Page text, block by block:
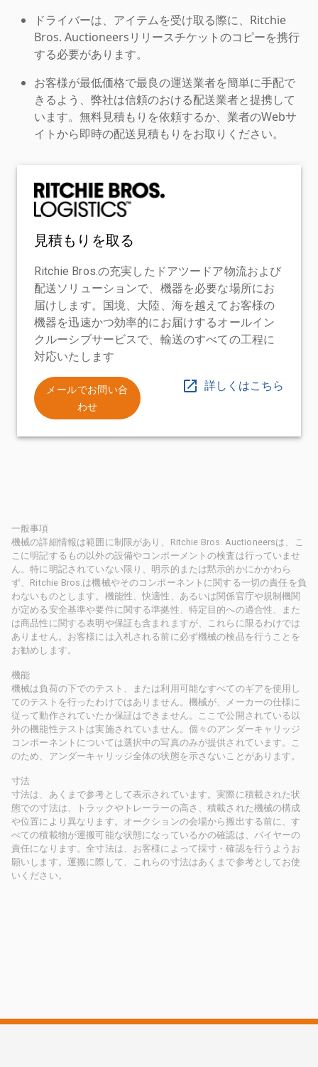
ドライバーは、アイテムを受け取る際に、Ritchie
Bros. Auctioneersリリースチケットのコピーを携行
する必要があります。
お客様が最低価格で最良の運送業者を簡単に手配で
きるよう、弊社は信頼のおける配送業者と提携して
います。無料見積もりを依頼するか、業者のWebサ
イトから即時の配送見積もりをお取りください。
見積もりを取る
Ritchie Bros.の充実したドアツードア物流および
配送ソリューションで、機器を必要な場所にお
届けします。国境、大陸、海を越えてお客様の
機器を迅速かつ効率的にお届けするオールイン
クルーシブサービスで、輸送のすべての工程に
対応いたします
メールでお問い合
わせ
詳しくはこちら
一般事項
機械の詳細情報は範囲に制限があり、Ritchie Bros. Auctioneersは、こ
こに明記するもの以外の設備やコンポーメントの検査は行っていませ
ん。特に明記されていない限り、明示的または黙示的かにかかわら
ず、Ritchie Bros.は機械やそのコンポーネントに関する一切の責任を負
わないものとします。機能性、快適性、あるいは関係官庁や規制機関
が定める安全基準や要件に関する準拠性、特定目的への適合性、また
は商品性に関する表明や保証も含まれますが、これらに限るわけでは
ありません。お客様には入札される前に必ず機械の検品を行うことを
お勧めします。
機能
機械は負荷の下でのテスト、または利用可能なすべてのギアを使用し
てのテストを行ったわけではありません。機械が、メーカーの仕様に
従って動作されていたか保証はできません。ここで公開されている以
外の機能性テストは実施されていません。個々のアンダーキャリッジ
コンポーネントについては選択中の写真のみが提供されています。こ
のため、アンダーキャリッジ全体の状態を示さないことがあります。
寸法
寸法は、あくまで参考として表示されています。実際に積載された状
態での寸法は、トラックやトレーラーの高さ、積載された機械の構成
や位置により異なります。オークションの会場から搬出する前に、す
べての積載物が運搬可能な状態になっているかの確認は、バイヤーの
責任になります。全寸法は、お客様によって採寸・確認を行うようお
願いします。運搬に際して、これらの寸法はあくまで参考としてお使
いください。